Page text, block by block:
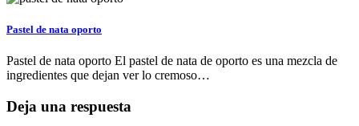
Pastel de nata oporto
Pastel de nata oporto El pastel de nata de oporto es una mezcla de
ingredientes que dejan ver lo cremoso…
Deja una respuesta